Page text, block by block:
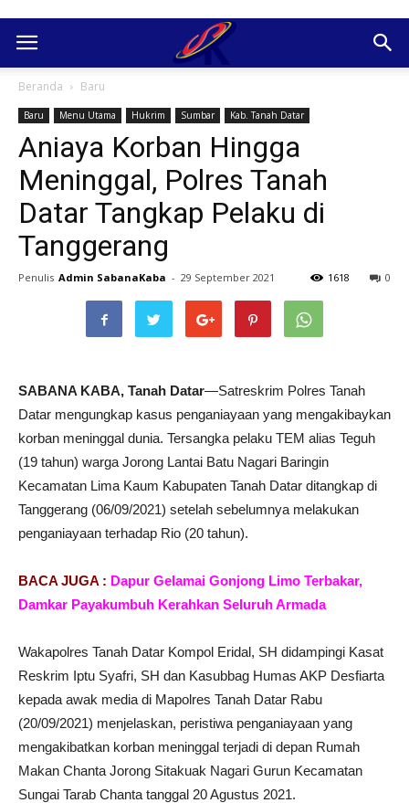
Beranda Baru
Baru Menu Utama Hukrim Sumbar Kab. Tanah Datar
Aniaya Korban Hingga
Meninggal, Polres Tanah
Datar Tangkap Pelaku di
Tanggerang
Penulis Admin SabanaKaba - 29 September 2021 0
1618
SABANA KABA, Tanah Datar—Satreskrim Polres Tanah
Datar mengungkap kasus penganiayaan yang mengakibaykan
korban meninggal dunia. Tersangka pelaku TEM alias Teguh
(19 tahun) warga Jorong Lantai Batu Nagari Baringin
Kecamatan Lima Kaum Kabupaten Tanah Datar ditangkap di
Tanggerang (06/09/2021) setelah sebelumnya melakukan
penganiayaan terhadap Rio (20 tahun).
BACA JUGA : Dapur Gelamai Gonjong Limo Terbakar,
Damkar Payakumbuh Kerahkan Seluruh Armada
Wakapolres Tanah Datar Kompol Eridal, SH didampingi Kasat
Reskrim Iptu Syafri, SH dan Kasubbag Humas AKP Desfiarta
kepada awak media di Mapolres Tanah Datar Rabu
(20/09/2021) menjelaskan, peristiwa penganiayaan yang
mengakibatkan korban meninggal terjadi di depan Rumah
Makan Chanta Jorong Sitakuak Nagari Gurun Kecamatan
Sungai Tarab Chanta tanggal 20 Agustus 2021.